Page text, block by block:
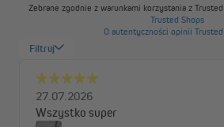
wybierać między jednolitymi wzorami a
zapewnia bezpieczne i beztroskie godziny
pod markizą. Solidna konstrukcja
Zaawansowana technologia
najwyższy komfort